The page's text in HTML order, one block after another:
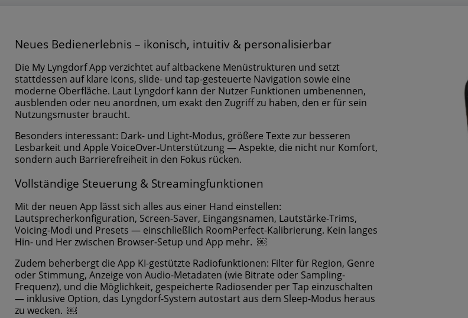
Neues Bedienerlebnis – ikonisch, intuitiv & personalisierbar
Die My Lyngdorf App verzichtet auf altbackene Menüstrukturen und setzt
stattdessen auf klare Icons, slide- und tap-gesteuerte Navigation sowie eine
moderne Oberfläche. Laut Lyngdorf kann der Nutzer Funktionen umbenennen,
ausblenden oder neu anordnen, um exakt den Zugriff zu haben, den er für sein
Nutzungsmuster braucht.
Besonders interessant: Dark- und Light-Modus, größere Texte zur besseren
Lesbarkeit und Apple VoiceOver-Unterstützung — Aspekte, die nicht nur Komfort,
sondern auch Barrierefreiheit in den Fokus rücken.
Vollständige Steuerung & Streamingfunktionen
Mit der neuen App lässt sich alles aus einer Hand einstellen:
Lautsprecherkonfiguration, Screen-Saver, Eingangsnamen, Lautstärke-Trims,
Voicing-Modi und Presets — einschließlich RoomPerfect-Kalibrierung. Kein langes
Hin- und Her zwischen Browser-Setup und App mehr. ￼
Zudem beherbergt die App KI-gestützte Radiofunktionen: Filter für Region, Genre
oder Stimmung, Anzeige von Audio-Metadaten (wie Bitrate oder Sampling-
Frequenz), und die Möglichkeit, gespeicherte Radiosender per Tap einzuschalten
— inklusive Option, das Lyngdorf-System autostart aus dem Sleep-Modus heraus
zu wecken. ￼